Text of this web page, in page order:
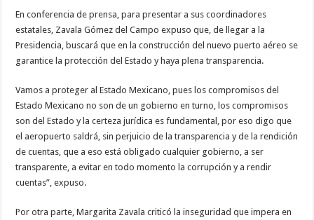
En conferencia de prensa, para presentar a sus coordinadores
estatales, Zavala Gómez del Campo expuso que, de llegar a la
Presidencia, buscará que en la construcción del nuevo puerto aéreo se
garantice la protección del Estado y haya plena transparencia.
Vamos a proteger al Estado Mexicano, pues los compromisos del
Estado Mexicano no son de un gobierno en turno, los compromisos
son del Estado y la certeza jurídica es fundamental, por eso digo que
el aeropuerto saldrá, sin perjuicio de la transparencia y de la rendición
de cuentas, que a eso está obligado cualquier gobierno, a ser
transparente, a evitar en todo momento la corrupción y a rendir
cuentas”, expuso.
Por otra parte, Margarita Zavala criticó la inseguridad que impera en